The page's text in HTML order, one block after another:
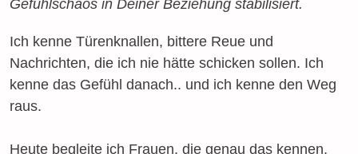
Gefühlschaos in Deiner Beziehung stabilisiert.
Ich kenne Türenknallen, bittere Reue und
Nachrichten, die ich nie hätte schicken sollen. Ich
kenne das Gefühl danach.. und ich kenne den Weg
raus.
Heute begleite ich Frauen, die genau das kennen.